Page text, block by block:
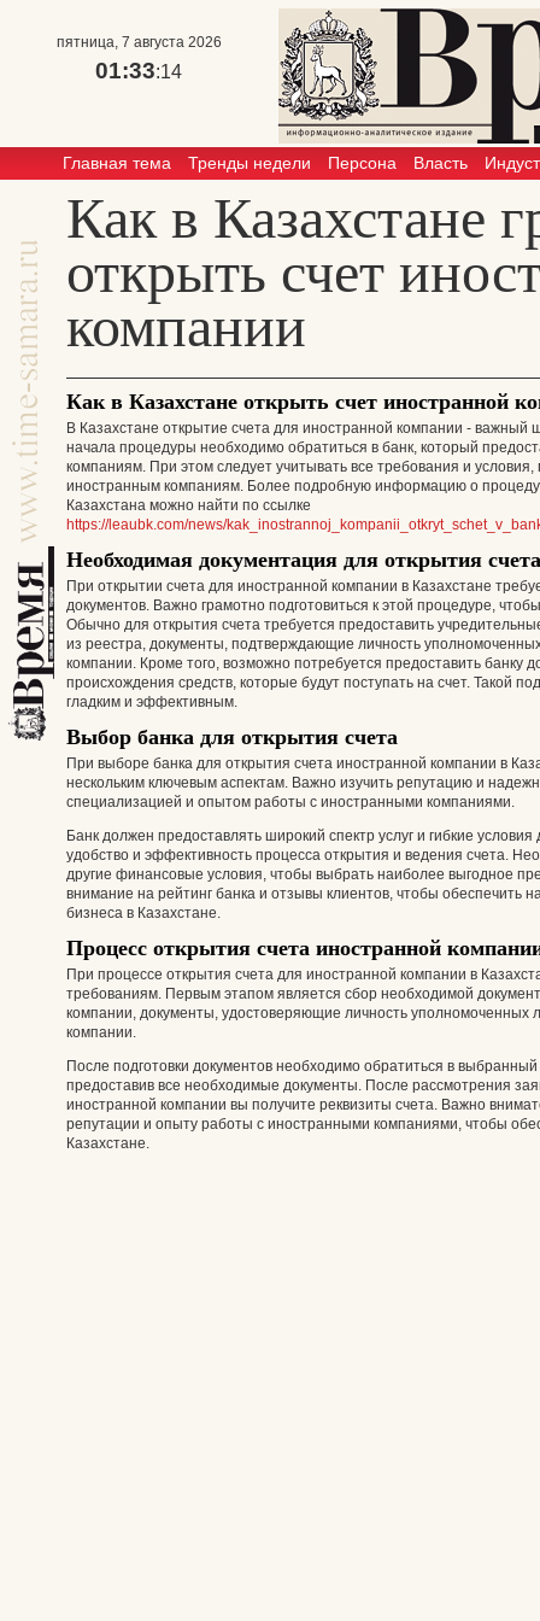
пятница, 7 августа 2026
01:33:14
Главная тема Тренды недели Персона Власть
Как в Казахстане
открыть счет
компании
Как в Казахстане открыть счет иностранной
В Казахстане открытие счета для иностранной компании - важный
начала процедуры необходимо обратиться в банк, который
компаниям. При этом следует учитывать все требования и
иностранным компаниям. Более подробную информацию о
Казахстана можно найти по ссылке
https://leaubk.com/news/
Необходимая документация для открытия счета
При открытии счета для иностранной компании в Казахстане
документов. Важно грамотно подготовиться к этой процедуре,
Обычно для открытия счета требуется предоставить
из реестра, документы, подтверждающие личность
компании. Кроме того, возможно потребуется предоставить банку
происхождения средств, которые будут поступать на счет. Такой
гладким и эффективным.
Выбор банка для открытия счета
При выборе банка для открытия счета иностранной компании в
нескольким ключевым аспектам. Важно изучить репутацию и
специализацией и опытом работы с иностранными компаниями.
Банк должен предоставлять широкий спектр услуг и гибкие
удобство и эффективность процесса открытия и ведения счета.
другие финансовые условия, чтобы выбрать наиболее выгодное
внимание на рейтинг банка и отзывы клиентов, чтобы обеспечить
бизнеса в Казахстане.
Процесс открытия счета иностранной
При процессе открытия счета для иностранной компании в
требованиям. Первым этапом является сбор необходимой
компании, документы, удостоверяющие личность уполномоченных
компании.
После подготовки документов необходимо обратиться в
предоставив все необходимые документы. После рассмотрения
иностранной компании вы получите реквизиты счета. Важно
репутации и опыту работы с иностранными компаниями, чтобы
Казахстане.